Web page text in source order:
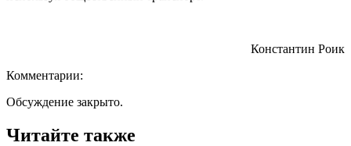
Константин Роик
Комментарии:
Обсуждение закрыто.
Читайте также